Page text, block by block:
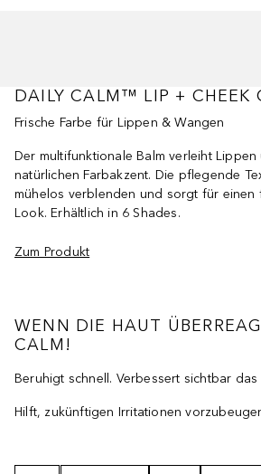
DAILY CALM™ LIP + CHEEK
Frische Farbe für Lippen & Wangen
Der multifunktionale Balm verleiht
natürlichen Farbakzent. Die pflegende
mühelos verblenden und sorgt für einen
Look. Erhältlich in 6 Shades.
Zum Produkt
WENN DIE HAUT
CALM!
Beruhigt schnell. Verbessert sichtbar das
Hilft, zukünftigen Irritationen